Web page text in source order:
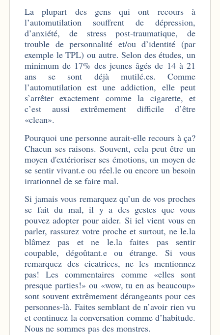
La plupart des gens qui ont recours à
l’automutilation souffrent de dépression,
d’anxiété, de stress post-traumatique, de
trouble de personnalité et/ou d’identité (par
exemple le TPL) ou autre. Selon des études, un
minimum de 17% des jeunes âgés de 14 à 21
ans se sont déjà mutilé.es. Comme
l’automutilation est une addiction, elle peut
s’arrêter exactement comme la cigarette, et
c’est aussi extrêmement difficile d’être
«clean».
Pourquoi une personne aurait-elle recours à ça?
Chacun ses raisons. Souvent, cela peut être un
moyen d'extérioriser ses émotions, un moyen de
se sentir vivant.e ou réel.le ou encore un besoin
irrationnel de se faire mal.
Si jamais vous remarquez qu’un de vos proches
se fait du mal, il y a des gestes que vous
pouvez adopter pour aider. Si iel vient vous en
parler, rassurez votre proche et surtout, ne le.la
blâmez pas et ne le.la faites pas sentir
coupable, dégoûtant.e ou étrange. Si vous
remarquez des cicatrices, ne les mentionnez
pas! Les commentaires comme «elles sont
presque parties!» ou «wow, tu en as beaucoup»
sont souvent extrêmement dérangeants pour ces
personnes-là. Faites semblant de n’avoir rien vu
et continuez la conversation comme d’habitude.
Nous ne sommes pas des monstres.